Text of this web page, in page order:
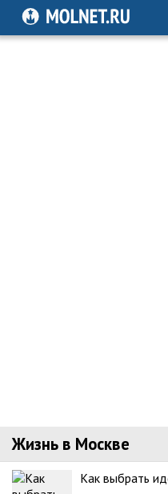
Жизнь в Москве
Как выбрать